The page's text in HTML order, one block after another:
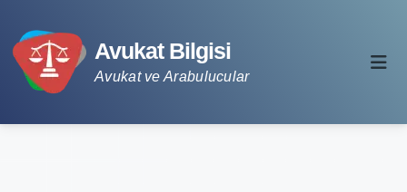
Avukat Bilgisi
Avukat ve Arabulucular